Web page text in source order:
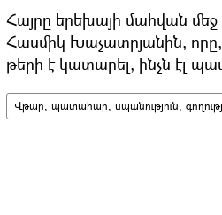
Հայրը երեխայի մահվան մեջ
Հասմիկ Խաչատրյանին,
թերի է կատարել, ինչն էլ
Վթար, պատահար, սպանություն,